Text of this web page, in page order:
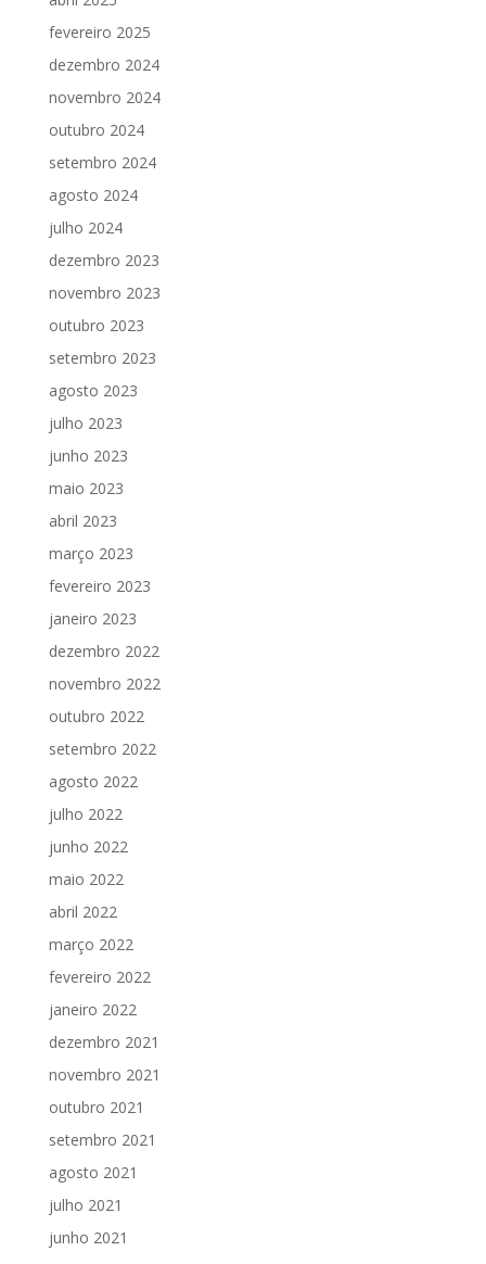
fevereiro 2025
dezembro 2024
novembro 2024
outubro 2024
setembro 2024
agosto 2024
julho 2024
dezembro 2023
novembro 2023
outubro 2023
setembro 2023
agosto 2023
julho 2023
junho 2023
maio 2023
abril 2023
março 2023
fevereiro 2023
janeiro 2023
dezembro 2022
novembro 2022
outubro 2022
setembro 2022
agosto 2022
julho 2022
junho 2022
maio 2022
abril 2022
março 2022
fevereiro 2022
janeiro 2022
dezembro 2021
novembro 2021
outubro 2021
setembro 2021
agosto 2021
julho 2021
junho 2021